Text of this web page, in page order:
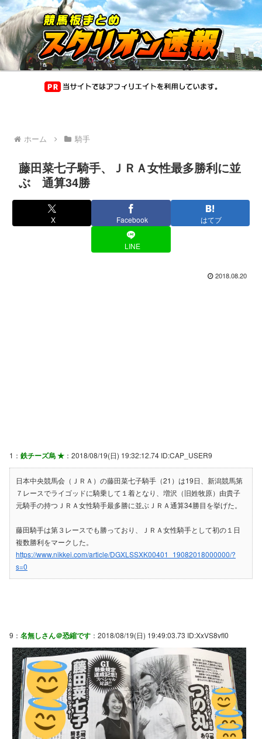
ホーム 騎手
藤田菜七子騎手、ＪＲＡ女性最多勝利に並
ぶ 通算34勝
X Facebook はてブ
LINE
2018.08.20
1： 鉄チーズ烏 ★ ：2018/08/19(日) 19:32:12.74 ID:CAP_USER9
日本中央競馬会（ＪＲＡ）の藤田菜七子騎手（21）は19日、新潟競馬第
７レースでライゴッドに騎乗して１着となり、増沢（旧姓牧原）由貴子
元騎手の持つＪＲＡ女性騎手最多勝に並ぶＪＲＡ通算34勝目を挙げた。
藤田騎手は第３レースでも勝っており、ＪＲＡ女性騎手として初の１日
複数勝利をマークした。
https://www.nikkei.com/article/DGXLSSXK00401_19082018000000/?
s=0
9： 名無しさん＠恐縮です ：2018/08/19(日) 19:49:03.73 ID:XxVS8vfI0